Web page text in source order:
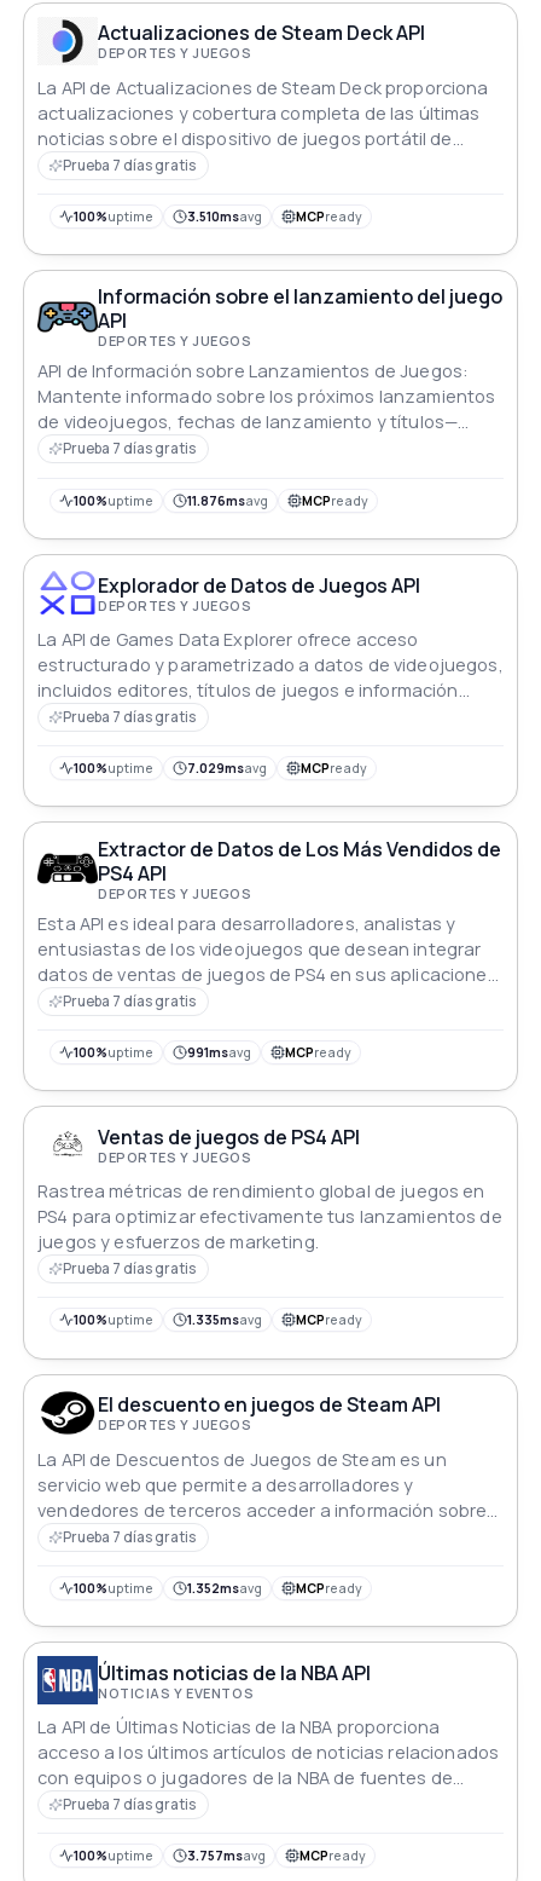
Actualizaciones de Steam Deck API
DEPORTES Y JUEGOS
La API de Actualizaciones de Steam Deck proporciona
actualizaciones y cobertura completa de las últimas
noticias sobre el dispositivo de juegos portátil de
Valve.Prueba 7 días gratis
100%uptime 3.510msavg MCPready
Información sobre el lanzamiento del juego
API
DEPORTES Y JUEGOS
API de Información sobre Lanzamientos de Juegos:
Mantente informado sobre los próximos lanzamientos
de videojuegos, fechas de lanzamiento y títulos—
esencial para jugadores, desarrolladores y
Prueba 7 días gratis
100%uptime 11.876msavg MCPready
Explorador de Datos de Juegos API
DEPORTES Y JUEGOS
La API de Games Data Explorer ofrece acceso
estructurado y parametrizado a datos de videojuegos,
incluidos editores, títulos de juegos e información
detallada sobre los juegos. Los usuarios pueden filtrar
interactiva sin sobrecargar las respuestas.
Prueba 7 días gratis
100%uptime 7.029msavg MCPready
Extractor de Datos de Los Más Vendidos de
PS4 API
DEPORTES Y JUEGOS
Esta API es ideal para desarrolladores, analistas y
entusiastas de los videojuegos que desean integrar
datos de ventas de juegos de PS4 en sus aplicaciones,
realizar análisis o construir paneles sin necesidad de
Prueba 7 días gratis
100%uptime 991msavg MCPready
Ventas de juegos de PS4 API
DEPORTES Y JUEGOS
Rastrea métricas de rendimiento global de juegos en
PS4 para optimizar efectivamente tus lanzamientos de
juegos y esfuerzos de marketing.
Prueba 7 días gratis
100%uptime 1.335msavg MCPready
El descuento en juegos de Steam API
DEPORTES Y JUEGOS
La API de Descuentos de Juegos de Steam es un
servicio web que permite a desarrolladores y
vendedores de terceros acceder a información sobre
juegos en descuento disponibles en la plataforma
Prueba 7 días gratis
100%uptime 1.352msavg MCPready
Últimas noticias de la NBA API
NOTICIAS Y EVENTOS
La API de Últimas Noticias de la NBA proporciona
acceso a los últimos artículos de noticias relacionados
con equipos o jugadores de la NBA de fuentes de
noticias deportivas importantes como ESPN, Bleacher
desarrolladores pueden crear aplicaciones que
Prueba 7 días gratis
100%uptime 3.757msavg MCPready